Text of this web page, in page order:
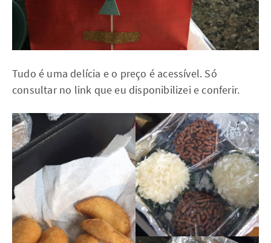
Tudo é uma delícia e o preço é acessível. Só
consultar no link que eu disponibilizei e conferir.